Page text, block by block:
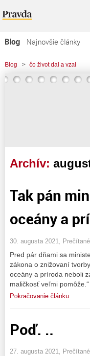
Blog
Najnovšie články
Najčítanejšie články
Najkomentovanejšie
Blog > čo život dal a vzal
Archív:
Tak pán
oceány a
30. augusta 2021,
Pred pár dňami sa
zákona o znižovaní
oceány a príroda neboli
maličkosť veľmi
Pokračovanie článku
Poď. ..
27. augusta 2021,